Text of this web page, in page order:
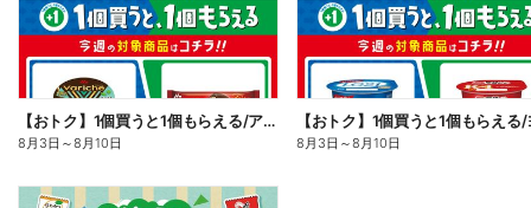
【おトク】1個買うと1個もらえる/アイス
8月3日 ～8月10日 8月3日 ～8月10日